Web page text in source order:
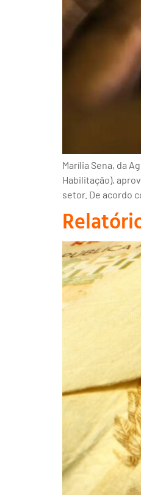
Marília Sena, da
Habilitação),
setor. De acordo